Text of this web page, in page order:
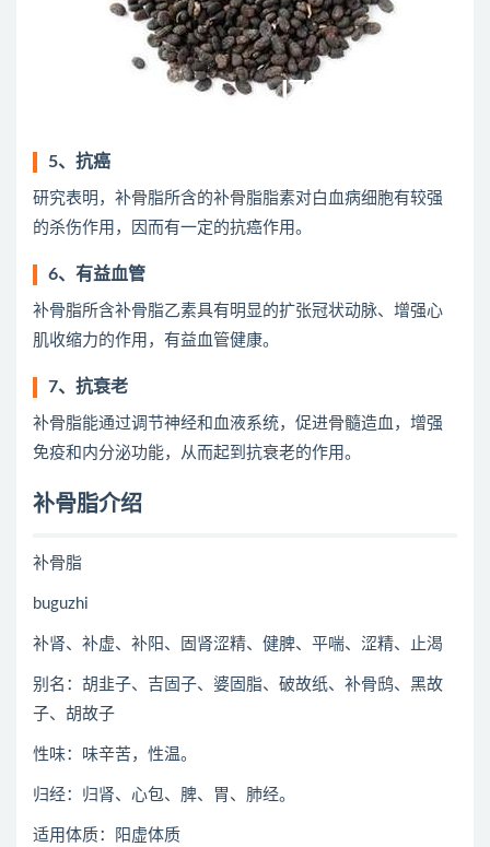
5、抗癌
研究表明，补骨脂所含的补骨脂脂素对白血病细胞有较强
的杀伤作用，因而有一定的抗癌作用。
6、有益血管
补骨脂所含补骨脂乙素具有明显的扩张冠状动脉、增强心
肌收缩力的作用，有益血管健康。
7、抗衰老
补骨脂能通过调节神经和血液系统，促进骨髓造血，增强
免疫和内分泌功能，从而起到抗衰老的作用。
补骨脂介绍
补骨脂
buguzhi
补肾、补虚、补阳、固肾涩精、健脾、平喘、涩精、止渴
别名：胡韭子、吉固子、婆固脂、破故纸、补骨鸱、黑故
子、胡故子
性味：味辛苦，性温。
归经：归肾、心包、脾、胃、肺经。
适用体质：阳虚体质